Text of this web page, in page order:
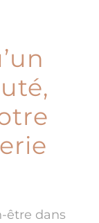
être dans